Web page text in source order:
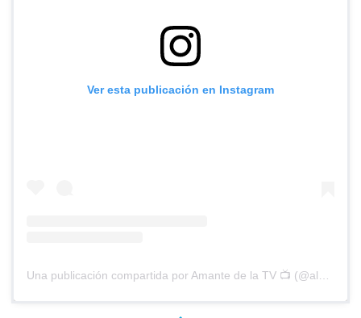
Ver esta publicación en Instagram
Una publicación compartida por Amante de la TV 📺 (@alguien_te_observa)